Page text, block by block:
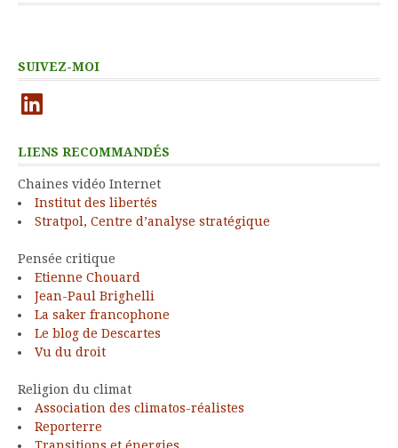
SUIVEZ-MOI
LinkedIn
LIENS RECOMMANDÉS
Chaines vidéo Internet
Institut des libertés
Stratpol, Centre d’analyse stratégique
Pensée critique
Etienne Chouard
Jean-Paul Brighelli
La saker francophone
Le blog de Descartes
Vu du droit
Religion du climat
Association des climatos-réalistes
Reporterre